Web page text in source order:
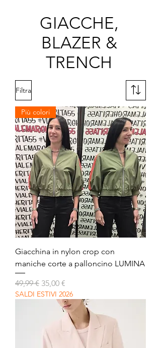
GIACCHE,
BLAZER &
TRENCH
Filtra
Più colori
Giacchina in nylon crop con
maniche corte a palloncino LUMINA
Prezzo regolare
49,99 € Prezzo scontato
35,00 €
SALDI ESTIVI 2026